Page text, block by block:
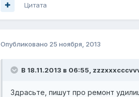
Цитата
Опубликовано 25 ноября, 2013
В 18.11.2013 в 06:55,
Здрасьте, пишут про ремонт